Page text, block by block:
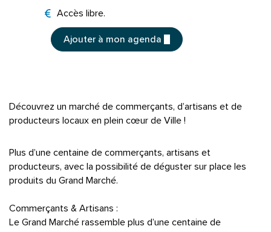
Tarifs
Accès libre.
Ajouter à mon agenda
Découvrez un marché de commerçants, d’artisans et de
producteurs locaux en plein cœur de Ville !
Plus d’une centaine de commerçants, artisans et
producteurs, avec la possibilité de déguster sur place les
produits du Grand Marché.
Commerçants & Artisans :
Le Grand Marché rassemble plus d’une centaine de